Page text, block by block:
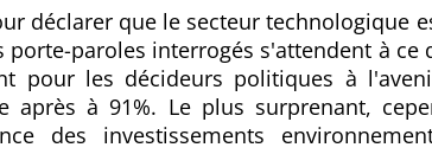
déclarer que le secteur technologique
porte-paroles interrogés s'attendent à ce
pour les décideurs politiques à
après à 91%. Le plus surprenant,
des investissements